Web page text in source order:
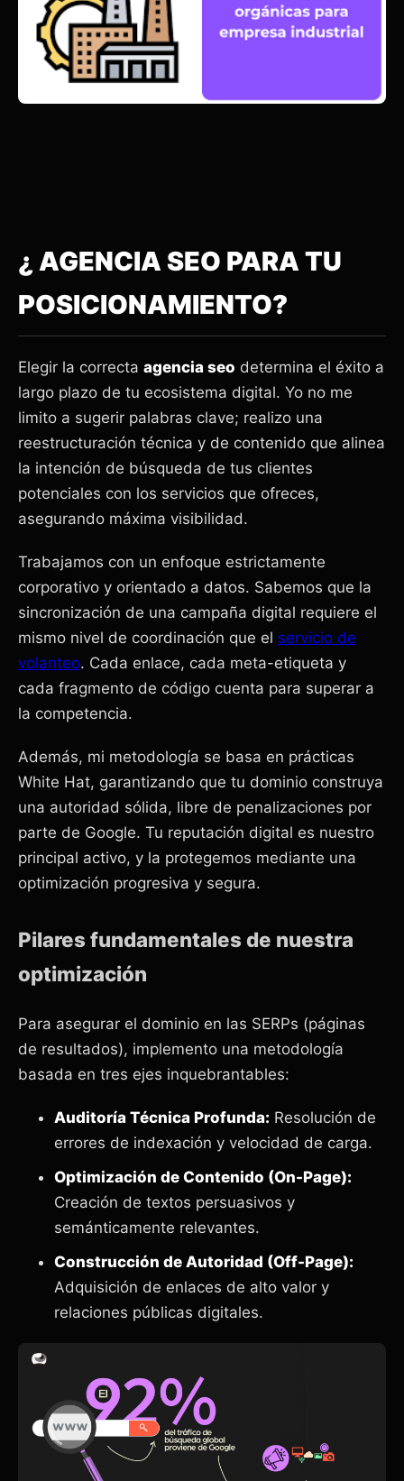
¿ AGENCIA SEO PARA TU
POSICIONAMIENTO?
Elegir la correcta agencia seo determina el éxito a
largo plazo de tu ecosistema digital. Yo no me
limito a sugerir palabras clave; realizo una
reestructuración técnica y de contenido que alinea
la intención de búsqueda de tus clientes
potenciales con los servicios que ofreces,
asegurando máxima visibilidad.
Trabajamos con un enfoque estrictamente
corporativo y orientado a datos. Sabemos que la
sincronización de una campaña digital requiere el
mismo nivel de coordinación que el servicio de
volanteo. Cada enlace, cada meta-etiqueta y
cada fragmento de código cuenta para superar a
la competencia.
Además, mi metodología se basa en prácticas
White Hat, garantizando que tu dominio construya
una autoridad sólida, libre de penalizaciones por
parte de Google. Tu reputación digital es nuestro
principal activo, y la protegemos mediante una
optimización progresiva y segura.
Pilares fundamentales de nuestra
optimización
Para asegurar el dominio en las SERPs (páginas
de resultados), implemento una metodología
basada en tres ejes inquebrantables:
Auditoría Técnica Profunda: Resolución de
errores de indexación y velocidad de carga.
Optimización de Contenido (On-Page):
Creación de textos persuasivos y
semánticamente relevantes.
Construcción de Autoridad (Off-Page):
Adquisición de enlaces de alto valor y
relaciones públicas digitales.